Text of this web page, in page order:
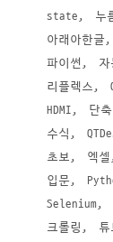
state
누
아래아한글
파이썬
자
리플렉스
HDMI
단축
수식
초보
엑셀
입문
Selenium
크롤링
튜